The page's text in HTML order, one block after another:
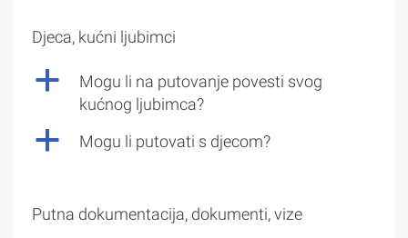
Djeca, kućni ljubimci
a
Mogu li na putovanje povesti svog
kućnog ljubimca?
a Mogu li putovati s djecom?
Putna dokumentacija, dokumenti, vize